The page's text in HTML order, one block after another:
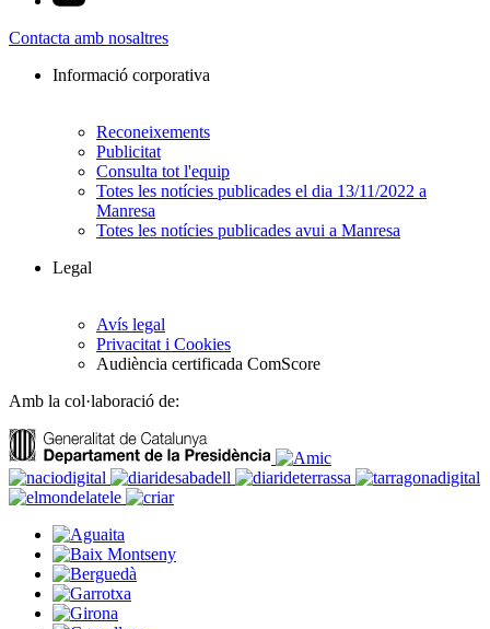
Contacta amb nosaltres
Informació corporativa
Reconeixements
Publicitat
Consulta tot l'equip
Totes les notícies publicades el dia 13/11/2022 a
Manresa
Totes les notícies publicades avui a Manresa
Legal
Avís legal
Privacitat i Cookies
Audiència certificada ComScore
Amb la col·laboració de: